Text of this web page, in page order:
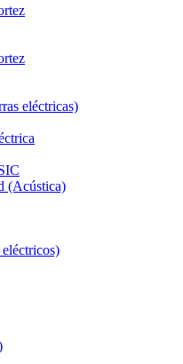
eléctricas)
(Acústica)